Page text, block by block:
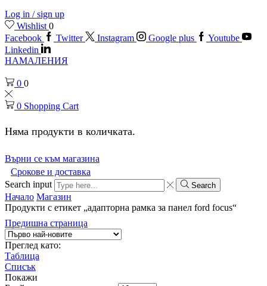
Log in / sign up
Wishlist 0
Facebook
Twitter Instagram Google plus
Youtube
Linkedin
НАМАЛЕНИЯ
0 0
0 Shopping Cart
Няма продукти в количката.
Върни се към магазина
Срокове и доставка
Search input
Search
Начало Магазин
Продукти с етикет „адапторна рамка за панел ford focus“
Предишна страница
Преглед като:
Таблица
Списък
Покажи